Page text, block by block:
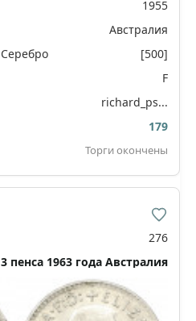
1955
Австралия
Серебро
[500]
F
richard_ps...
179
Торги окончены
276
3 пенса 1963 года Австралия